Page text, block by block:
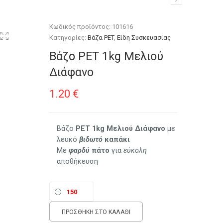
Κωδικός προϊόντος: 101616
Κατηγορίες:Βάζα PET,Είδη Συσκευασίας
Βάζο PET 1kg Μελιού
Διάφανο
1.20 €
Βάζο PET 1kg Μελιού Διάφανομε
λευκόβιδωτό καπάκι
Μεφαρδύ πάτο γιαεύκολη
αποθήκευση
ΠΡΟΣΘΉΚΗ ΣΤΟ ΚΑΛΆΘΙ